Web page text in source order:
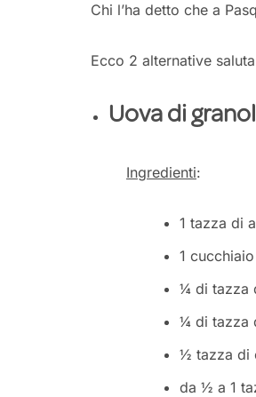
Chi l’ha detto che a
Ecco 2 alternative
Uova di
Ingredienti:
1 tazza di
1
¼ di tazza
¼ di tazza
½ tazza di
da ½ a 1